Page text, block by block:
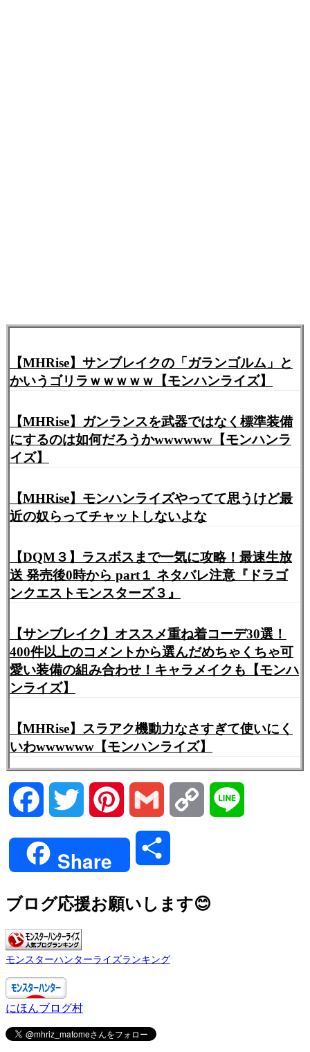
【MHRise】サンブレイクの「ガランゴルム」と
かいうゴリラｗｗｗｗｗ【モンハンライズ】
【MHRise】ガンランスを武器ではなく標準装備
にするのは如何だろうかwwwwww【モンハンラ
イズ】
【MHRise】モンハンライズやってて思うけど最
近の奴らってチャットしないよな
【DQM３】ラスボスまで一気に攻略！最速生放
送 発売後0時から part１ ネタバレ注意『ドラゴ
ンクエストモンスターズ３』
【サンブレイク】オススメ重ね着コーデ30選！
400件以上のコメントから選んだめちゃくちゃ可
愛い装備の組み合わせ！キャラメイクも【モンハ
ンライズ】
【MHRise】スラアク機動力なさすぎて使いにく
いわwwwwww【モンハンライズ】
Facebook Twitter Pinterest Gmail Copy
Share
ブログ応援お願いします😊
モンスターハンターライズランキング
にほんブログ村